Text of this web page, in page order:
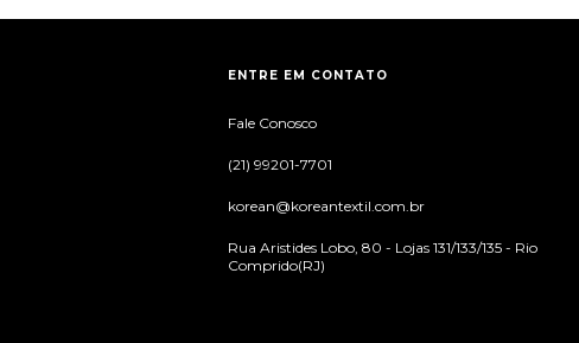
ENTRE EM CONTATO
Fale Conosco
(21) 99201-7701
korean@koreantextil.com.br
Rua Aristides Lobo, 80 - Lojas 131/133/135 - Rio
Comprido(RJ)